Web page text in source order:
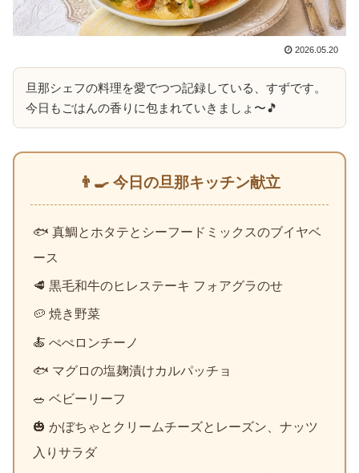
2026.05.20
旦那シェフの料理を愛でつつ記録している、すずです。
今日もごはんの香りに包まれていきましょ〜🎵
👨‍🍳 今日の旦那キッチン献立
🐟 真鯛とホタテとシーフードミックスのブイヤベ
ース
🥩 黒毛和牛のヒレステーキ フォアグラのせ
🥔 焼き野菜
🍝 ぺぺロンチーノ
🐟 マグロの塩麹漬けカルパッチョ
🥗 ベビーリーフ
🎃 かぼちゃとクリームチーズとレーズン、ナッツ
入りサラダ